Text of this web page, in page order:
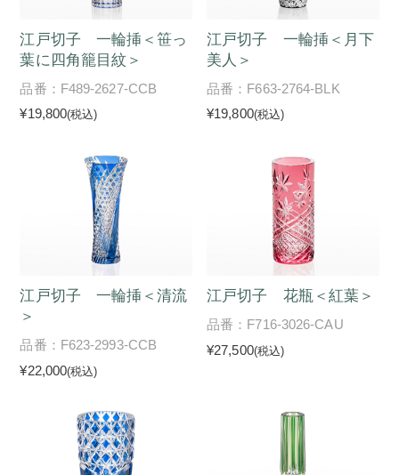
江戸切子 一輪挿＜笹っ
葉に四角籠目紋＞
品番：F489-2627-CCB
¥19,800(税込)
江戸切子 一輪挿＜月下
美人＞
品番：F663-2764-BLK
¥19,800(税込)
江戸切子 一輪挿＜清流
＞
品番：F623-2993-CCB
¥22,000(税込)
江戸切子 花瓶＜紅葉＞
品番：F716-3026-CAU
¥27,500(税込)